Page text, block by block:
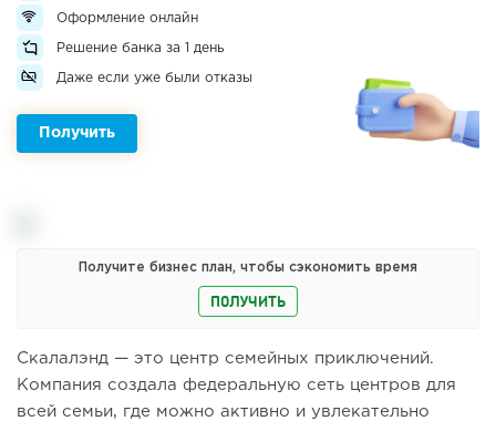
Оформление онлайн
Решение банка за 1 день
Даже если уже были отказы
Получить
Получите бизнес план, чтобы сэкономить время
ПОЛУЧИТЬ
Скалалэнд — это центр семейных приключений.
Компания создала федеральную сеть центров для
всей семьи, где можно активно и увлекательно